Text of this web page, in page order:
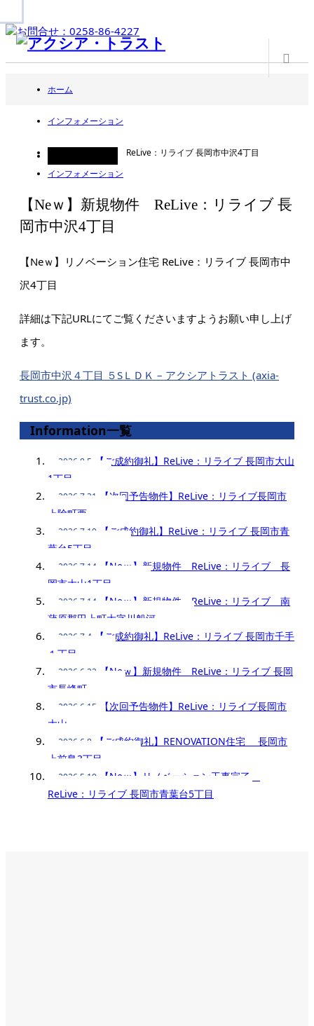
ホーム
インフォメーション
【Neｗ】新規物件 ReLive：リライブ 長岡市中沢4丁目
インフォメーション
【Neｗ】新規物件 ReLive：リライブ 長
岡市中沢4丁目
【Neｗ】リノベーション住宅 ReLive：リライブ 長岡市中
沢4丁目
詳細は下記URLにてご覧くださいますようお願い申し上げ
ます。
長岡市中沢４丁目 ５SＬＤＫ – アクシアトラスト (axia-
trust.co.jp)
Information一覧
2026.8.5
【ご成約御礼】ReLive：リライブ 長岡市大山
1丁目
2026.7.31
【次回予告物件】ReLive：リライブ長岡市
上除町西
2026.7.19
【ご成約御礼】ReLive：リライブ 長岡市青
葉台5丁目
2026.7.14
【Neｗ】新規物件 ReLive：リライブ 長
岡市大山1丁目
2026.7.14
【Neｗ】新規物件 ReLive：リライブ 南
蒲原郡田上町大字川船河
2026.7.4
【ご成約御礼】ReLive：リライブ 長岡市千手
１丁目
2026.6.22
【Neｗ】新規物件 ReLive：リライブ 長岡
市長峰町
2026.6.15
【次回予告物件】ReLive：リライブ長岡市
大山
2026.6.8
【ご成約御礼】RENOVATION住宅 長岡市
上前島3丁目
2026.5.19
【Neｗ】リノベーション工事完了
ReLive：リライブ 長岡市青葉台5丁目